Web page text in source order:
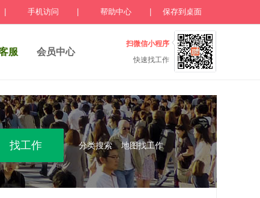
手机访问 帮助中心 保存到桌面
服 会员中心
扫微信小程序
快速找工作
分类搜索 地图找工作